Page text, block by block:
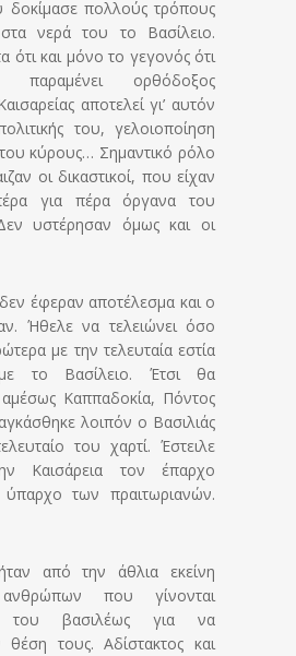
δοκίμασε πολλούς τρόπους
νερά του το Βασίλειο.
ότι και μόνο το γεγονός ότι
παραμένει ορθόδοξος
αποτελεί γι’ αυτόν
του, γελοιοποίηση
κύρους… Σημαντικό ρόλο
οι δικαστικοί, που είχαν
για πέρα όργανα του
υστέρησαν όμως και οι
έφεραν αποτέλεσμα και ο
Ήθελε να τελειώνει όσο
με την τελευταία εστία
με το Βασίλειο. Έτσι θα
Καππαδοκία, Πόντος
λοιπόν ο Βασιλιάς
του χαρτί. Έστειλε
Καισάρεια τον έπαρχο
των πραιτωριανών.
από την άθλια εκείνη
που γίνονται
του βασιλέως για να
τους. Αδίστακτος και